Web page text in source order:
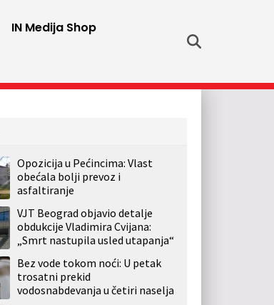
IN Medija Shop
Opozicija u Pećincima: Vlast
obećala bolji prevoz i
asfaltiranje
VJT Beograd objavio detalje
obdukcije Vladimira Cvijana:
„Smrt nastupila usled utapanja“
Bez vode tokom noći: U petak
trosatni prekid
vodosnabdevanja u četiri naselja